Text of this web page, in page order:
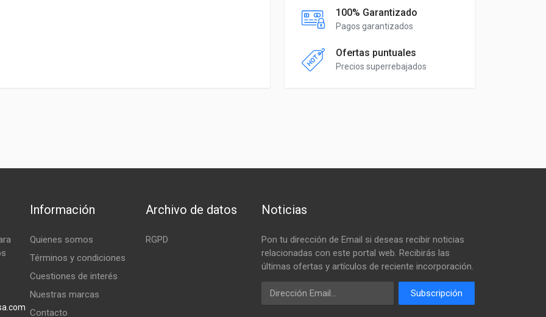
100% Garantizado
Pagos garantizados
Ofertas puntuales
Precios superrebajados
Información
Quienes somos
Términos y condiciones
Cuestiones de interés
Nuestras marcas
Contacto
Archivo de datos
RGPD
Noticias
Pon tu dirección de Email si deseas recibir noticias
relacionadas con este portal web. Recibirás las
últimas ofertas y artículos de reciente incorporación.
Email
Subscripción